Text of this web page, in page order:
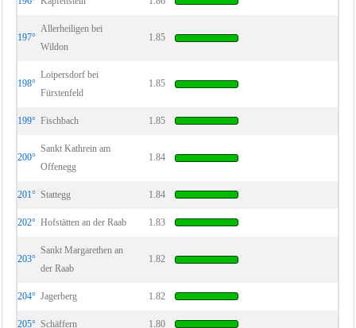
197°
Allerheiligen bei
Wildon
1.85
198°
Loipersdorf bei
Fürstenfeld
1.85
199° Fischbach 1.85
200°
Sankt Kathrein am
Offenegg
1.84
201° Stattegg 1.84
202° Hofstätten an der Raab 1.83
203°
Sankt Margarethen an
der Raab
1.82
204° Jagerberg 1.82
205° Schäffern 1.80